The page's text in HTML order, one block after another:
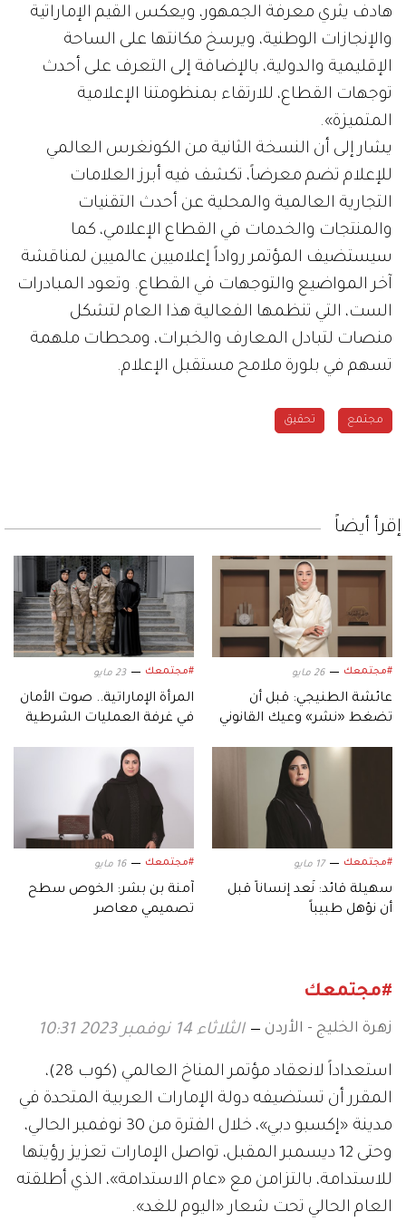
هادف يثري معرفة الجمهور، ويعكس القيم الإماراتية
والإنجازات الوطنية، ويرسخ مكانتها على الساحة
الإقليمية والدولية، بالإضافة إلى التعرف على أحدث
توجهات القطاع، للارتقاء بمنظومتنا الإعلامية
المتميزة».
يشار إلى أن النسخة الثانية من الكونغرس العالمي
للإعلام تضم معرضاً، تكشف فيه أبرز العلامات
التجارية العالمية والمحلية عن أحدث التقنيات
والمنتجات والخدمات في القطاع الإعلامي، كما
سيستضيف المؤتمر رواداً إعلاميين عالميين لمناقشة
آخر المواضيع والتوجهات في القطاع. وتعود المبادرات
الست، التي تنظمها الفعالية هذا العام لتشكل
منصات لتبادل المعارف والخبرات، ومحطات ملهمة
تسهم في بلورة ملامح مستقبل الإعلام.
مجتمع تحقيق
إقرأ أيضاً
#مجتمعك 26 مايو
عائشة الطنيجي: قبل أن
تضغط «نشر» وعيك القانوني
#مجتمعك 23 مايو
المرأة الإماراتية.. صوت الأمان
في غرفة العمليات الشرطية
#مجتمعك 17 مايو
سهيلة قائد: نُعد إنساناً قبل
أن نؤهل طبيباً
#مجتمعك 16 مايو
آمنة بن بشر: الخوص سطح
تصميمي معاصر
#مجتمعك
زهرة الخليج - الأردن الثلاثاء 14 نوفمبر 2023 10:31
استعداداً لانعقاد مؤتمر المناخ العالمي (كوب 28)،
المقرر أن تستضيفه دولة الإمارات العربية المتحدة في
مدينة «إكسبو دبي»، خلال الفترة من 30 نوفمبر الحالي،
وحتى 12 ديسمبر المقبل، تواصل الإمارات تعزيز رؤيتها
للاستدامة، بالتزامن مع «عام الاستدامة»، الذي أطلقته
العام الحالي تحت شعار «اليوم للغد».